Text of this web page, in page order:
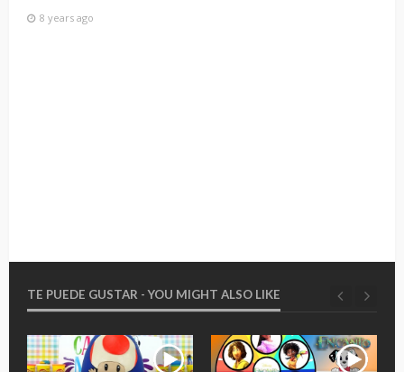
8 years ago
TE PUEDE GUSTAR - YOU MIGHT ALSO LIKE